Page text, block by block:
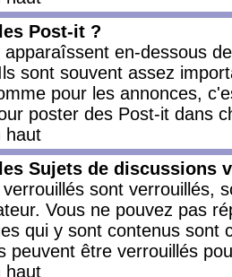
Post-it ?
apparaîssent en-dessous
sont souvent assez
pour les annonces,
poster des Post-it dans
haut
Sujets de discussions
sont verrouillés,
Vous ne pouvez pas
qui y sont contenus
peuvent être verrouillés
haut